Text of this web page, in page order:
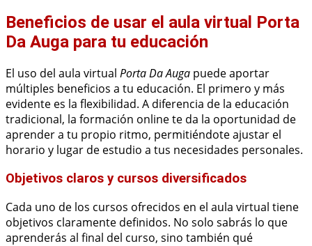
Beneficios de usar el aula virtual Porta
Da Auga para tu educación
El uso del aula virtual Porta Da Auga puede aportar
múltiples beneficios a tu educación. El primero y más
evidente es la flexibilidad. A diferencia de la educación
tradicional, la formación online te da la oportunidad de
aprender a tu propio ritmo, permitiéndote ajustar el
horario y lugar de estudio a tus necesidades personales.
Objetivos claros y cursos diversificados
Cada uno de los cursos ofrecidos en el aula virtual tiene
objetivos claramente definidos. No solo sabrás lo que
aprenderás al final del curso, sino también qué